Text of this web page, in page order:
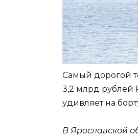
Самый дорогой
3,2 млрд рублей
удивляет на
В Ярославской